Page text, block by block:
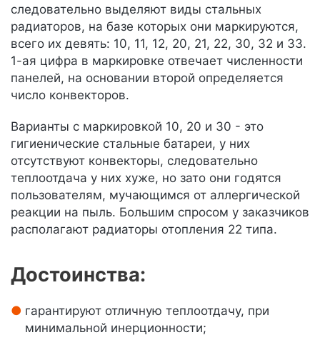
следовательно выделяют виды стальных
радиаторов, на базе которых они маркируются,
всего их девять: 10, 11, 12, 20, 21, 22, 30, 32 и 33.
1-ая цифра в маркировке отвечает численности
панелей, на основании второй определяется
число конвекторов.
Варианты с маркировкой 10, 20 и 30 - это
гигиенические стальные батареи, у них
отсутствуют конвекторы, следовательно
теплоотдача у них хуже, но зато они годятся
пользователям, мучающимся от аллергической
реакции на пыль. Большим спросом у заказчиков
располагают радиаторы отопления 22 типа.
Достоинства:
гарантируют отличную теплоотдачу, при
минимальной инерционности;